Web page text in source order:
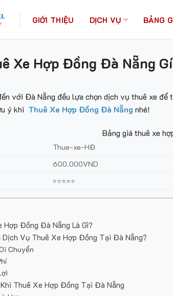
GIỚI THIỆU DỊCH VỤ BẢNG
Xe Hợp Đồng Đà Nẵng
với Đà Nẵng đều lựa chọn dịch vụ thuê xe
ý khi Thuê Xe Hợp Đồng Đà Nẵng nhé!
Bảng giá thuê xe
Thue-xe-HĐ
600.000VND
⭐⭐⭐⭐⭐
Hợp Đồng Đà Nẵng Là Gì?
Dịch Vụ Thuê Xe Hợp Đồng Tại Đà Nẵng?
Chuyển
Thuê Xe Hợp Đồng Tại Đà Nẵng